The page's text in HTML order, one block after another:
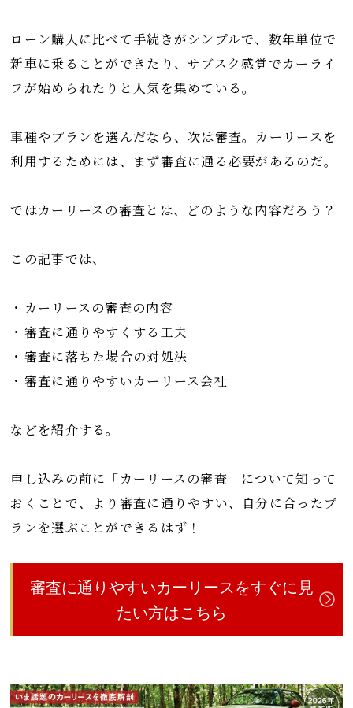
ローン購入に比べて手続きがシンプルで、数年単位で
新車に乗ることができたり、サブスク感覚でカーライ
フが始められたりと人気を集めている。
車種やプランを選んだなら、次は審査。カーリースを
利用するためには、まず審査に通る必要があるのだ。
ではカーリースの審査とは、どのような内容だろう？
この記事では、
・カーリースの審査の内容
・審査に通りやすくする工夫
・審査に落ちた場合の対処法
・審査に通りやすいカーリース会社
などを紹介する。
申し込みの前に「カーリースの審査」について知って
おくことで、より審査に通りやすい、自分に合ったプ
ランを選ぶことができるはず！
審査に通りやすいカーリースをすぐに見
たい方はこちら